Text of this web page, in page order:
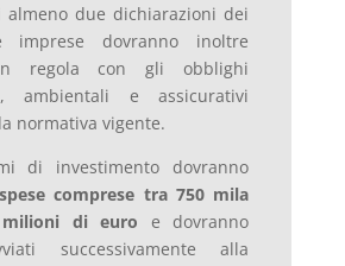
almeno due dichiarazioni dei
imprese dovranno inoltre
regola con gli obblighi
ambientali e assicurativi
normativa vigente.
di investimento dovranno
spese comprese tra 750 mila
di euro e dovranno
successivamente alla